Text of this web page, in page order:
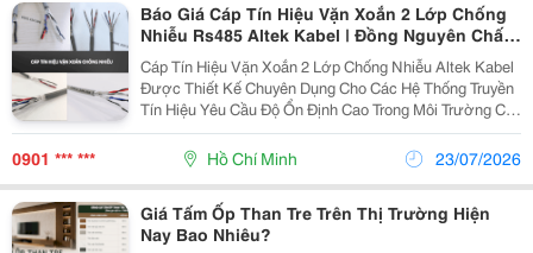
Báo Giá Cáp Tín Hiệu Vặn Xoắn 2 Lớp Chống
Nhiễu Rs485 Altek Kabel | Đồng Nguyên Chất
100%
Cáp Tín Hiệu Vặn Xoắn 2 Lớp Chống Nhiễu Altek Kabel
Được Thiết Kế Chuyên Dụng Cho Các Hệ Thống Truyền
Tín Hiệu Yêu Cầu Độ Ổn Định Cao Trong Môi Trường Có
Nhiều Nguồn Gây Nhiễu Sản Phẩm Sử Dụng Cặp Dây
Vặn Xoắn Kết Hợp 2 Lớp Chống Nhiễu Al Shield...
0901 *** *** Hồ Chí Minh 23/07/2026
Giá Tấm Ốp Than Tre Trên Thị Trường Hiện
Nay Bao Nhiêu?